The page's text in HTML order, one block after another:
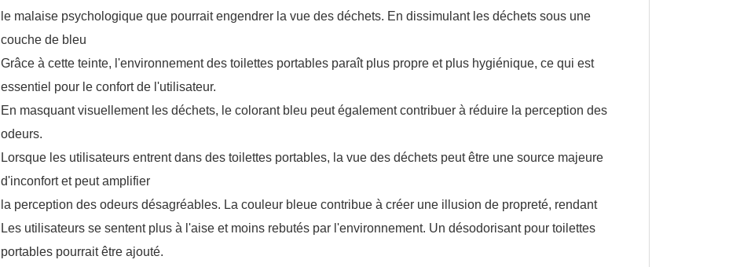
le malaise psychologique que pourrait engendrer la vue des déchets. En dissimulant les déchets sous une
couche de bleu
Grâce à cette teinte, l'environnement des toilettes portables paraît plus propre et plus hygiénique, ce qui est
essentiel pour le confort de l'utilisateur.
En masquant visuellement les déchets, le colorant bleu peut également contribuer à réduire la perception des
odeurs.
Lorsque les utilisateurs entrent dans des toilettes portables, la vue des déchets peut être une source majeure
d'inconfort et peut amplifier
la perception des odeurs désagréables. La couleur bleue contribue à créer une illusion de propreté, rendant
Les utilisateurs se sentent plus à l'aise et moins rebutés par l'environnement. Un désodorisant pour toilettes
portables pourrait être ajouté.